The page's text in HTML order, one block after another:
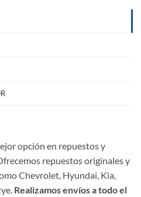
opción en repuestos y
repuestos originales y
Chevrolet, Hyundai, Kia,
Realizamos envíos a todo el